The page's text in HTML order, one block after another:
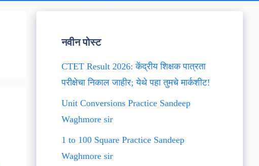
नवीन पोस्ट
CTET Result 2026: केंद्रीय शिक्षक पात्रता
परीक्षेचा निकाल जाहीर; येथे पहा तुमचे मार्कशीट!
Unit Conversions Practice Sandeep
Waghmore sir
1 to 100 Square Practice Sandeep
Waghmore sir